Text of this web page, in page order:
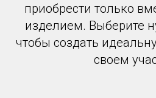
приобрести только
изделием. Выберите
чтобы создать
своем